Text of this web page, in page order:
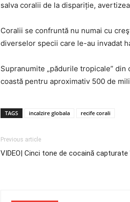
salva coralii de la dispariție,
Coralii se confruntă nu numai cu
diverselor specii care le-au invadat
Supranumite „pădurile tropicale”
coastă pentru aproximativ 500 de
TAGS incalzire globala recife corali
Previous article
VIDEO| Cinci tone de cocaină